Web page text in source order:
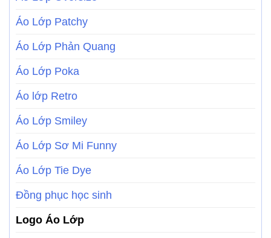
Áo Lớp Patchy
Áo Lớp Phản Quang
Áo Lớp Poka
Áo lớp Retro
Áo Lớp Smiley
Áo Lớp Sơ Mi Funny
Áo Lớp Tie Dye
Đồng phục học sinh
Logo Áo Lớp